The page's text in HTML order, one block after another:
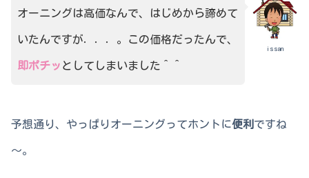
issan
オーニングは高価なんで、はじめから諦めて
いたんですが．．．。この価格だったんで、
即ポチッ としてしまいました＾＾
予想通り、やっぱりオーニングってホントに便利 ですね
～。